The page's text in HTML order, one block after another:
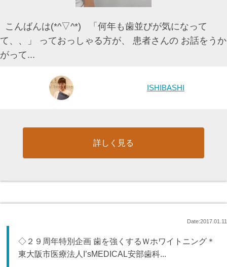
こんばんは(*^▽^*) 「何年も歯並びが気になって
て、、」 っておっしゃる方が、 患者さんの お話をうか
がって...
ISHIBASHI
詳しく見る
Date:2017.01.11
◇２９周年特別企画 歯を強くするＷホワイトニング＊
東大阪市医療法人I’sMEDICAL安部歯科...